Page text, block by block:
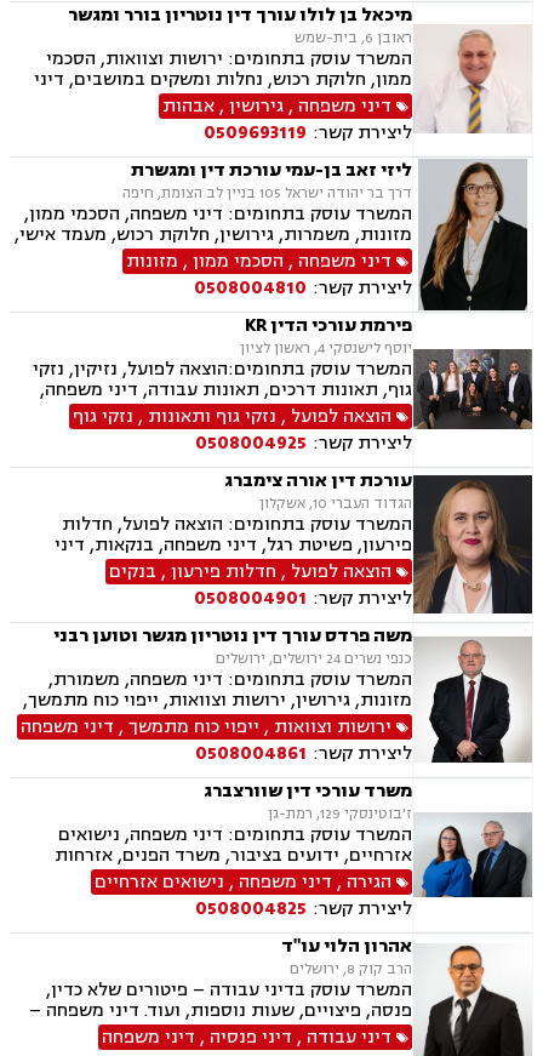
מיכאל בן לולו עורך דין נוטריון בורר ומגשר
ראובן 6, בית-שמש
המשרד עוסק בתחומים: ירושות וצוואות, הסכמי
ממון, חלוקת רכוש, נחלות ומשקים במושבים, דיני
מקרקעין, עסקאות מכר דירה, נדל"ן, רשות מקרקעי
ישראל, דיני משפחה, גירושין, מזונות, משמורת,
אלימות במשפחה, אבהות , גישור במשפחה, אומנה,
מעמד אישי, ניכור הורי
דיני משפחה ,גירושין,אבהות
ליצירת קשר: 0509693119
ליזי זאב בן-עמי עורכת דין ומגשרת
דרך בר יהודה ישראל 105 בניין לב הצומת, חיפה
המשרד עוסק בתחומים: דיני משפחה, הסכמי ממון,
מזונות, משמרות, גירושין, חלוקת רכוש, מעמד אישי,
זמני שהות, ירושות וצוואות, מקרקעין ונדל"ן, ליקויי
בניה, עסקאות מכר דירה, דיני ספורט, ייצוג שחקנים,
התאחדות קבוצות הכדורגל פיפ"א, גישור, בוררות,
אחריות מקצועית.
דיני משפחה , הסכמי ממון, מזונות
ליצירת קשר: 0508004810
פירמת עורכי הדין KR
יוסף לישנסקי 4, ראשון לציון
המשרד עוסק בתחומים:הוצאה לפועל, נזיקין, נזקי
גוף, תאונות דרכים, תאונות עבודה, דיני משפחה,
גירושין, ירושות וצוואות, הסכמי ממון, דין משמעתי,
מקרקעין ונדל"ן, עסקאות מכר דירה, גישור עסקי,
דיני חוזים, אובדן כושר עבודה, ביטוח לאומי, דיני
חברות, דיני עמותות.
הוצאה לפועל , נזקי גוף ותאונות , נזקי גוף
ליצירת קשר: 0508004925
עורכת דין אורה צימברג
הגדוד העברי 10, אשקלון
המשרד עוסק בתחומים: הוצאה לפועל, חדלות
פירעון, פשיטת רגל, דיני משפחה, בנקאות, דיני
חוזים ומסחר
הוצאה לפועל , חדלות פירעון, בנקים
ליצירת קשר: 0508004901
משה פרדס עורך דין נוטריון מגשר וטוען רבני
כנפי נשרים 24 ירושלים, ירושלים
המשרד עוסק בתחומים: דיני משפחה, משמורת,
מזונות, גירושין, ירושות וצוואות, ייפוי כוח מתמשך,
חלוקת רכוש, עסקאות מכר דירה, משפט אזרחי, טוען
רבני, גישור, נוטריון
ירושות וצוואות , ייפוי כוח מתמשך, דיני משפחה
ליצירת קשר: 0508004861
משרד עורכי דין שוורצברג
ז'בוטינסקי 129, רמת-גן
המשרד עוסק בתחומים: דיני משפחה, נישואים
אזרחיים, ידועים בציבור, משרד הפנים, אזרחות
ואשרות בישראל, הורות חד מינית, הסכמי ממון,
גירושין, אבהות , ירושות וצוואות, מומחים לדין הזר,
דיני חוזים, מסחר בינלאומי, אזרחי מסחרי, נוטריון
הגירה , דיני משפחה , נישואים אזרחיים
ליצירת קשר: 0508004825
אהרון הלוי עו"ד
הרב קוק 8, ירושלים
המשרד עוסק בדיני עבודה – פיטורים שלא כדין,
פנסה, פיצויים, שעות נוספות, ועוד. דיני משפחה –
גירושין, משמורת, הסדרי ראייה, מזונות, ועוד.
דיני עבודה , דיני פנסיה , דיני משפחה